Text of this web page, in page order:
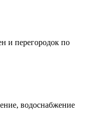
и перегородок по
водоснабжение